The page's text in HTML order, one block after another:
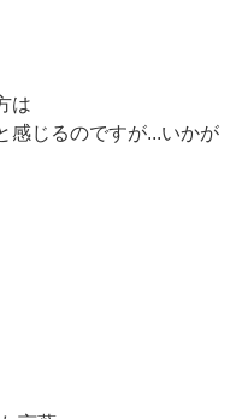
は
感じるのですが...いかが